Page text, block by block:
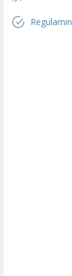
Regulamin